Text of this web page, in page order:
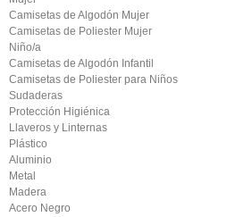
Camisetas de Algodón Mujer
Camisetas de Poliester Mujer
Niño/a
Camisetas de Algodón Infantil
Camisetas de Poliester para Niños
Sudaderas
Protección Higiénica
Llaveros y Linternas
Plástico
Aluminio
Metal
Madera
Acero Negro